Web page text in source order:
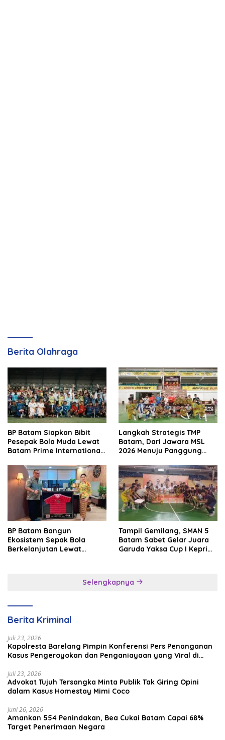
Berita Olahraga
BP Batam Siapkan Bibit
Pesepak Bola Muda Lewat
Batam Prime International
Langkah Strategis TMP
Batam, Dari Jawara MSL
2026 Menuju Panggung
BP Batam Bangun
Ekosistem Sepak Bola
Berkelanjutan Lewat
Tampil Gemilang, SMAN 5
Batam Sabet Gelar Juara
Garuda Yaksa Cup I Kepri
Selengkapnya
Berita Kriminal
Juli 23, 2026
Kapolresta Barelang Pimpin Konferensi Pers Penanganan
Kasus Pengeroyokan dan Penganiayaan yang Viral di
Juli 23, 2026
Advokat Tujuh Tersangka Minta Publik Tak Giring Opini
dalam Kasus Homestay Mimi Coco
Juni 26, 2026
Amankan 554 Penindakan, Bea Cukai Batam Capai 68%
Target Penerimaan Negara